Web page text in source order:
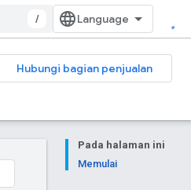
/
Hubungi bagian penjualan
Pada halaman ini
Memulai